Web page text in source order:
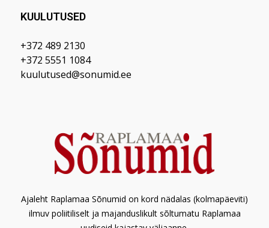
KUULUTUSED
+372 489 2130
+372 5551 1084
kuulutused@sonumid.ee
Ajaleht Raplamaa Sõnumid on kord nädalas (kolmapäeviti)
ilmuv poliitiliselt ja majanduslikult sõltumatu Raplamaa